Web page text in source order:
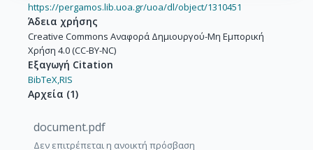
https://pergamos.lib.uoa.gr/uoa/dl/object/1310451
Άδεια χρήσης
Creative Commons Αναφορά Δημιουργού-Μη Εμπορική
Χρήση 4.0 (CC-BY-NC)
Εξαγωγή Citation
BibTeX,RIS
Αρχεία (1)
document.pdf
Δεν επιτρέπεται η ανοικτή πρόσβαση